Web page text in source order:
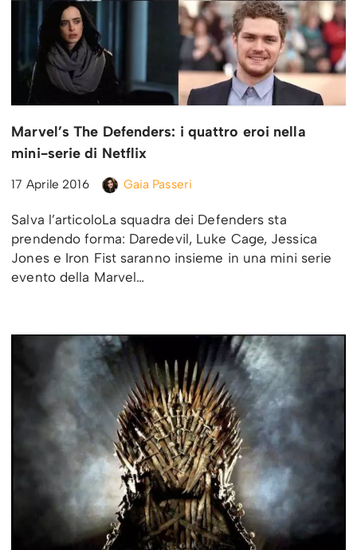
Marvel’s The Defenders: i quattro eroi nella
mini-serie di Netflix
17 Aprile 2016 Gaia Passeri
Salva l’articoloLa squadra dei Defenders sta
prendendo forma: Daredevil, Luke Cage, Jessica
Jones e Iron Fist saranno insieme in una mini serie
evento della Marvel…